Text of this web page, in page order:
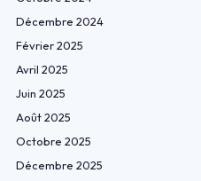
Décembre 2024
Février 2025
Avril 2025
Juin 2025
Août 2025
Octobre 2025
Décembre 2025